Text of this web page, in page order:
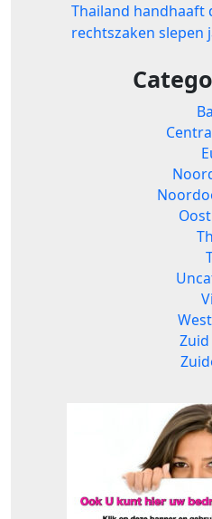
Thailand handhaaft
rechtszaken slepen